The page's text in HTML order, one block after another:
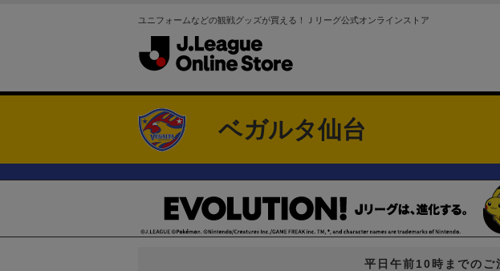
ユニフォームなどの観戦グッズが買える！Ｊリーグ公式オンラインストア
ベガルタ仙台
平日午前10時までのご